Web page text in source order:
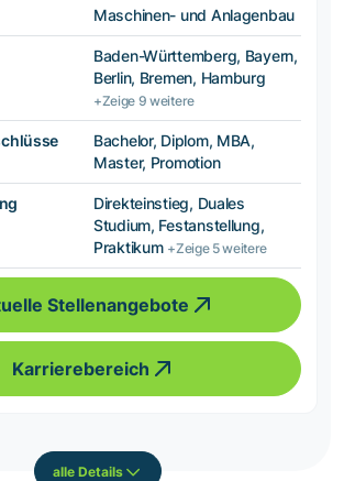
Maschinen- und Anlagenbau
Baden-Württemberg, Bayern,
Berlin, Bremen, Hamburg
+Zeige 9 weitere
Bachelor, Diplom, MBA,
Master, Promotion
Direkteinstieg, Duales
Studium, Festanstellung,
Praktikum +Zeige 5 weitere
Stellenangebote
Karrierebereich
alle Details